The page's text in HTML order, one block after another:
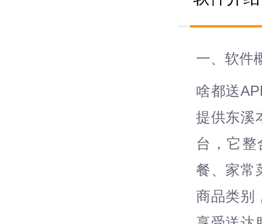
一、软件
啥都送
提供东溪
台，它
餐、家常
商品类别